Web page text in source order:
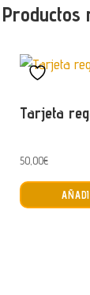
Productos
Tarjeta
50,00€